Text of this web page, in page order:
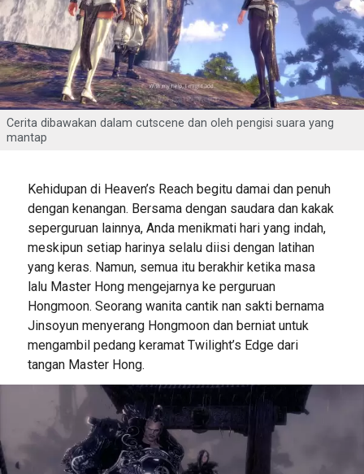
Cerita dibawakan dalam cutscene dan oleh pengisi suara yang
mantap
Kehidupan di Heaven’s Reach begitu damai dan penuh
dengan kenangan. Bersama dengan saudara dan kakak
seperguruan lainnya, Anda menikmati hari yang indah,
meskipun setiap harinya selalu diisi dengan latihan
yang keras. Namun, semua itu berakhir ketika masa
lalu Master Hong mengejarnya ke perguruan
Hongmoon. Seorang wanita cantik nan sakti bernama
Jinsoyun menyerang Hongmoon dan berniat untuk
mengambil pedang keramat Twilight’s Edge dari
tangan Master Hong.